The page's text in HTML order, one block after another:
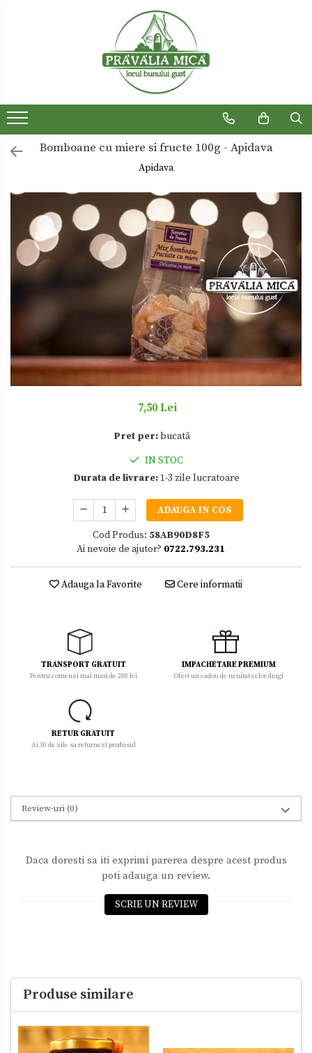
Dulceturi fara zahar
Dulciuri de casa
Paste
Sirop
Sosuri
Zacusca
Bomboane cu miere si fructe 100g - Apidava
Apidava
7,50 Lei
Pret per:bucată
IN STOC
Durata de livrare:1-3 zile lucratoare
ADAUGA IN COS
Cod Produs: 58AB90D8F5
Ai nevoie de ajutor? 0722.793.231
Adauga la Favorite Cere informatii
TRANSPORT GRATUIT
Pentru comenzi mai mari de 200 lei
IMPACHETARE PREMIUM
Oferi un cadou de neuitat celor dragi
RETUR GRATUIT
Ai 30 de zile sa returnezi produsul
Review-uri(0)
Daca doresti sa iti exprimi parerea despre acest produs
poti adauga un review.
SCRIE UN REVIEW
Produse similare